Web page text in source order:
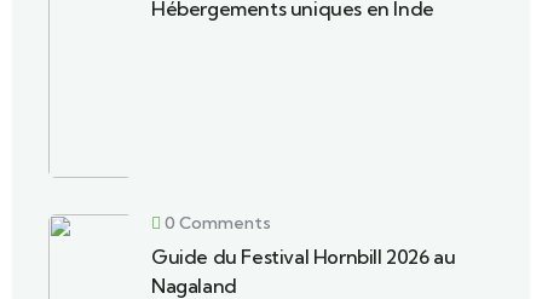
Hébergements uniques en Inde
0 Comments
Guide du Festival Hornbill 2026 au
Nagaland